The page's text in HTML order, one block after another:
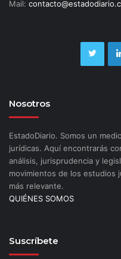
Mail:
Nosotros
EstadoDiario. Somos un
jurídicas. Aquí encontrarás
análisis, jurisprudencia y
movimientos de los estudios
más relevante.
QUIÉNES SOMOS
Suscríbete